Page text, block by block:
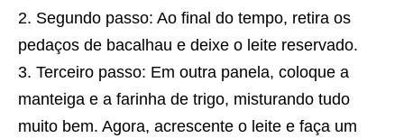
Segundo passo: Ao final do tempo, retira os
pedaços de bacalhau e deixe o leite reservado.
Terceiro passo: Em outra panela, coloque a
manteiga e a farinha de trigo, misturando tudo
muito bem. Agora, acrescente o leite e faça um